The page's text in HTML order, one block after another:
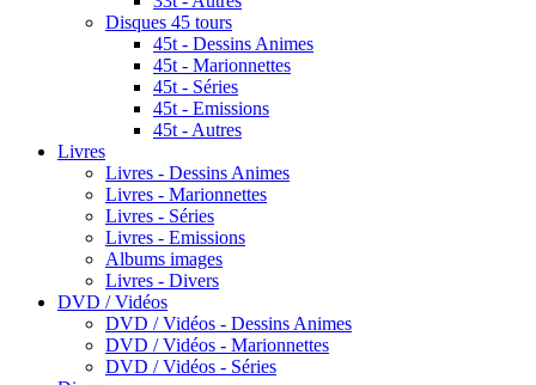
Disques 45 tours
45t - Dessins Animes
45t - Marionnettes
45t - Séries
45t - Emissions
45t - Autres
Livres
Livres - Dessins Animes
Livres - Marionnettes
Livres - Séries
Livres - Emissions
Albums images
Livres - Divers
DVD / Vidéos
DVD / Vidéos - Dessins Animes
DVD / Vidéos - Marionnettes
DVD / Vidéos - Séries